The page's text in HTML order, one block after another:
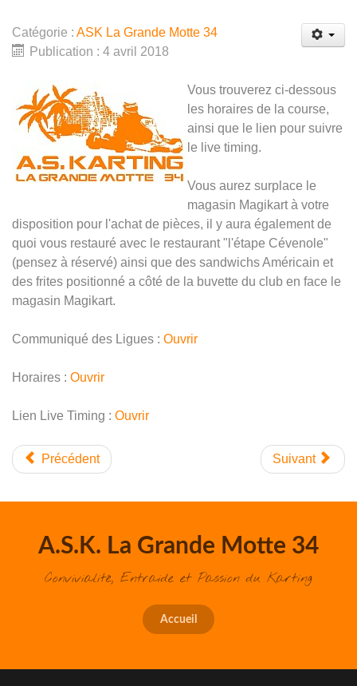
Catégorie : ASK La Grande Motte 34
Publication : 4 avril 2018
Vous trouverez ci-dessous
les horaires de la course,
ainsi que le lien pour suivre
le live timing.
Vous aurez surplace le
magasin Magikart à votre
disposition pour l'achat de pièces, il y aura également de
quoi vous restauré avec le restaurant "l'étape Cévenole"
(pensez à réservé) ainsi que des sandwichs Américain et
des frites positionné a côté de la buvette du club en face le
magasin Magikart.
Communiqué des Ligues : Ouvrir
Horaires : Ouvrir
Lien Live Timing : Ouvrir
Précédent Suivant
A.S.K. La Grande Motte 34
Convivialité, Entraide et Passion du Karting
Accueil